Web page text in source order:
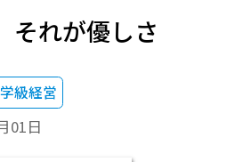
それが優しさ
学級経営
01日